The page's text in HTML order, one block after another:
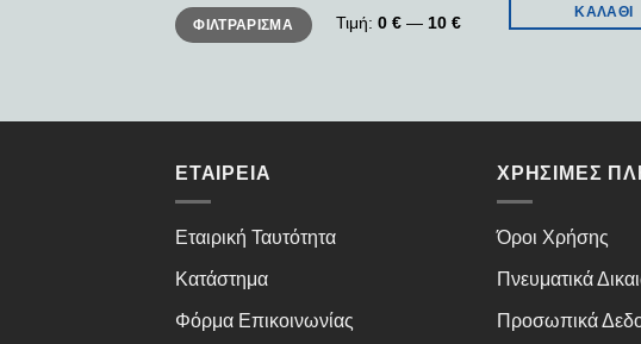
Ελάχιστη
τιμή
Μέγιστη
τιμήΦΙΛΤΡΆΡΙΣΜΑ Τιμή: 0 € — 10 €
ΚΑΛΆΘΙ
ΕΤΑΙΡΕΊΑ
Εταιρική Ταυτότητα
Κατάστημα
Φόρμα Επικοινωνίας
ΧΡΉΣΙΜΕΣ
Όροι Χρήσης
Πνευματικά
Προσωπικά